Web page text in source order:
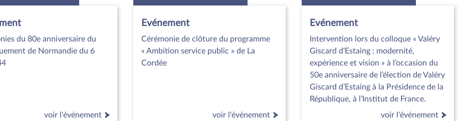
du 80e anniversaire du
de Normandie du 6
voir l'événement
Evénement
Cérémonie de clôture du programme
« Ambition service public » de La
Cordée
voir l'événement
Evénement
Intervention lors du colloque « Valéry
Giscard d'Estaing : modernité,
expérience et vision » à l’occasion du
50e anniversaire de l’élection de Valéry
Giscard d’Estaing à la Présidence de la
République, à l’Institut de France.
voir l'événement